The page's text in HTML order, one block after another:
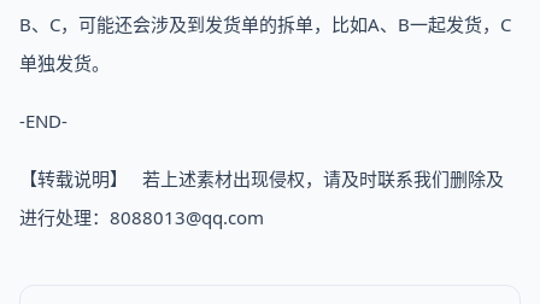
B、C，可能还会涉及到发货单的拆单，比如A、B一起发货，C
单独发货。
-END-
【转载说明】 若上述素材出现侵权，请及时联系我们删除及
进行处理：8088013@qq.com